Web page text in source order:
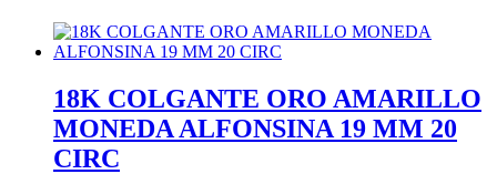
18K COLGANTE ORO AMARILLO
MONEDA ALFONSINA 19 MM 20
CIRC